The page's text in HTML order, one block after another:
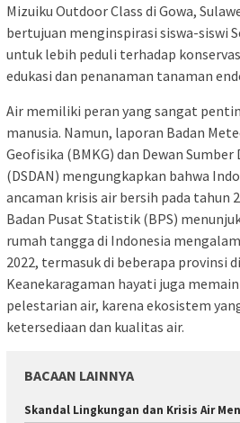
Mizuiku Outdoor Class di Gowa,
bertujuan menginspirasi siswa-siswi
untuk lebih peduli terhadap
edukasi dan penanaman tanaman
Air memiliki peran yang sangat
manusia. Namun, laporan Badan
Geofisika (BMKG) dan Dewan Sumber
(DSDAN) mengungkapkan bahwa
ancaman krisis air bersih pada tahun
Badan Pusat Statistik (BPS)
rumah tangga di Indonesia
2022, termasuk di beberapa provinsi
Keanekaragaman hayati juga
pelestarian air, karena ekosistem
ketersediaan dan kualitas air.
BACAAN LAINNYA
Skandal Lingkungan dan Krisis Air